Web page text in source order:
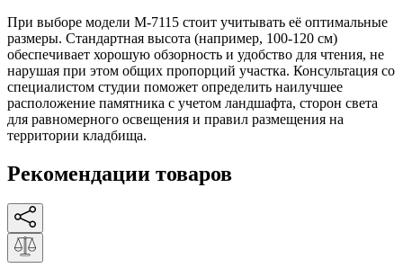
При выборе модели М-7115 стоит учитывать её оптимальные
размеры. Стандартная высота (например, 100-120 см)
обеспечивает хорошую обзорность и удобство для чтения, не
нарушая при этом общих пропорций участка. Консультация со
специалистом студии поможет определить наилучшее
расположение памятника с учетом ландшафта, сторон света
для равномерного освещения и правил размещения на
территории кладбища.
Рекомендации товаров